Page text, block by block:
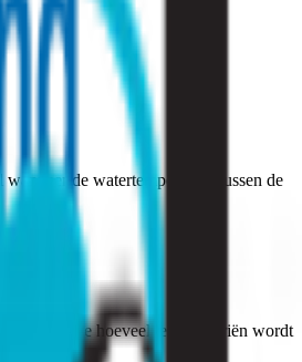
de watertemperatuur tussen de
De hoeveelheid bacteriën wordt